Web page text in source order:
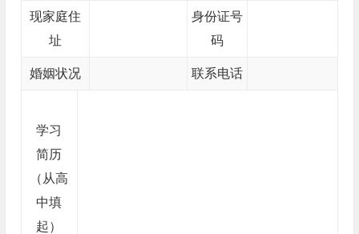
现家庭住
址
身份证号
码
婚姻状况 联系电话
学习
简历
（从高
中填
起）